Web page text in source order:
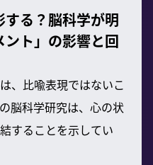
る？脳科学が明
ト」の影響と回
、比喩表現ではないこ
脳科学研究は、心の状
することを示してい